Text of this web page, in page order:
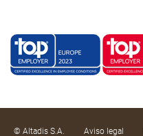
© Altadis S.A. Aviso legal